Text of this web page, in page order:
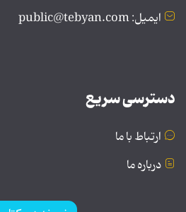
ایمیل: public@tebyan.com
دسترسی سریع
ارتباط با ما
درباره ما